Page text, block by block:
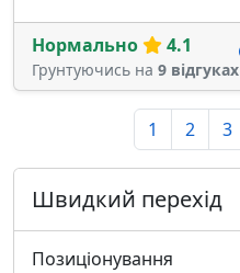
Нормально 4.1
Грунтуючись на 9 відгуках
1 2 3
Швидкий перехід
Позиціонування